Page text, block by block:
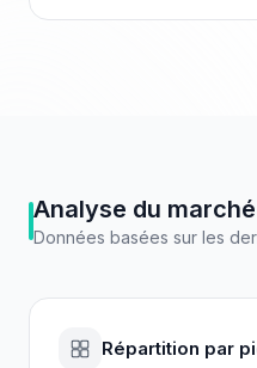
Analyse du marché
Données basées sur les
Répartition par